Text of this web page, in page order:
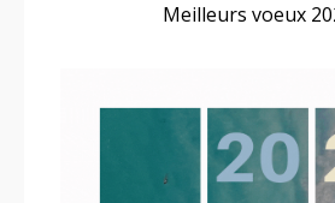
Meilleurs voeux